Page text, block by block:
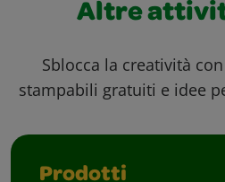
Altre
Sblocca la creatività
stampabili gratuiti e idee
Prodotti